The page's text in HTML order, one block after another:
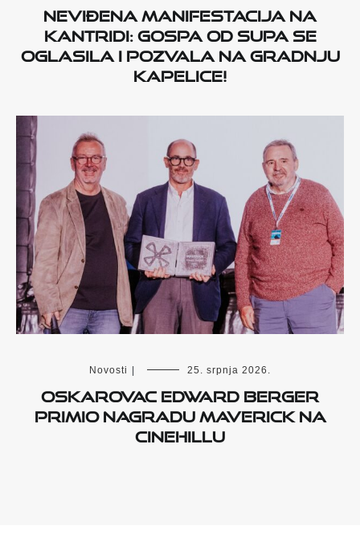
Neviđena manifestacija na
Kantridi: Gospa od Supa se
oglasila i pozvala na gradnju
kapelice!
Novosti 25. srpnja 2026.
Oskarovac Edward Berger
primio nagradu Maverick na
Cinehillu